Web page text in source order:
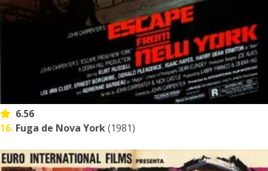
6.56
16. Fuga de Nova York(1981)